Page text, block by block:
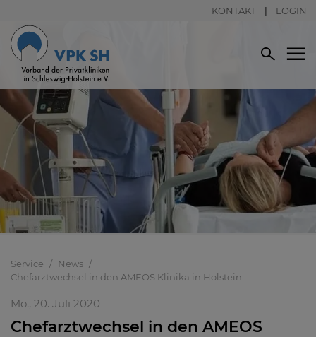
KONTAKT LOGIN
Service
News
Chefarztwechsel in den AMEOS Klinika in Holstein
Mo., 20. Juli 2020
Chefarztwechsel in den AMEOS